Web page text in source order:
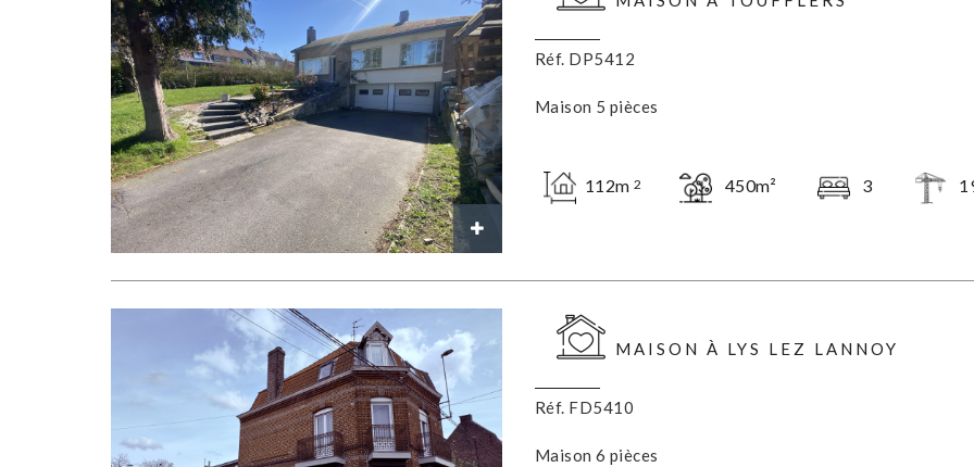
Réf. DP5412
Maison 5 pièces
112m 2 450m² 3
MAISON À LYS LEZ LANNOY
Réf. FD5410
Maison 6 pièces